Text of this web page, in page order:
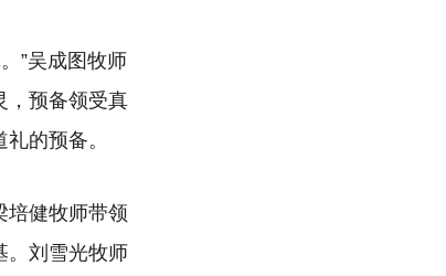
”吴成图牧师
，预备领受真
的预备。
培健牧师带领
。刘雪光牧师